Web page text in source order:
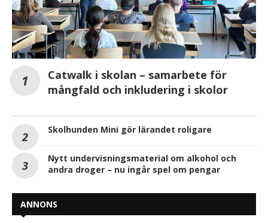
Catwalk i skolan – samarbete för
mångfald och inkludering i skolor
Skolhunden Mini gör lärandet roligare
Nytt undervisningsmaterial om alkohol och
andra droger – nu ingår spel om pengar
ANNONS